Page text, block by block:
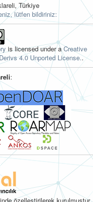
Türkiye
lütfen bildiriniz:
is licensed under aCreative
4.0 Unported License..
: